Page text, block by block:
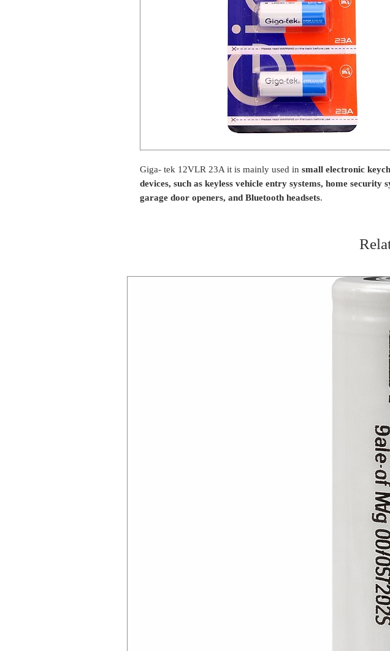
Giga- tek 12VLR 23A it is mainly used in small electronic
devices, such as keyless vehicle entry systems, home security
garage door openers, and Bluetooth headsets.